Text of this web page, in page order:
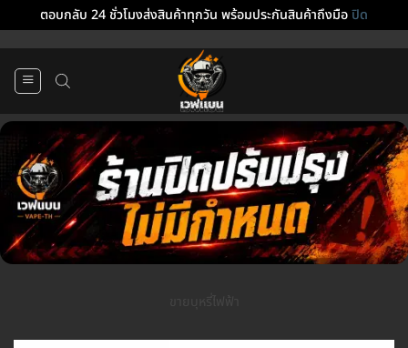
ตอบกลับ 24 ชั่วโมงส่งสินค้าทุกวัน พร้อมประกันสินค้าถึงมือปิด